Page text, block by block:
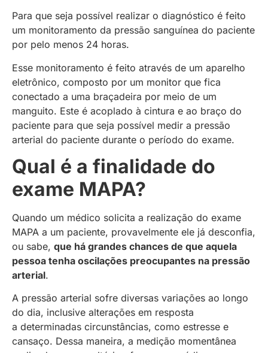
Para que seja possível realizar o diagnóstico é feito
um monitoramento da pressão sanguínea do paciente
por pelo menos 24 horas.
Esse monitoramento é feito através de um aparelho
eletrônico, composto por um monitor que fica
conectado a uma braçadeira por meio de um
manguito. Este é acoplado à cintura e ao braço do
paciente para que seja possível medir a pressão
arterial do paciente durante o período do exame.
Qual é a finalidade do
exame MAPA?
Quando um médico solicita a realização do exame
MAPA a um paciente, provavelmente ele já desconfia,
ou sabe, que há grandes chances de que aquela
pessoa tenha oscilações preocupantes na pressão
arterial.
A pressão arterial sofre diversas variações ao longo
do dia, inclusive alterações em resposta
a determinadas circunstâncias, como estresse e
cansaço. Dessa maneira, a medição momentânea